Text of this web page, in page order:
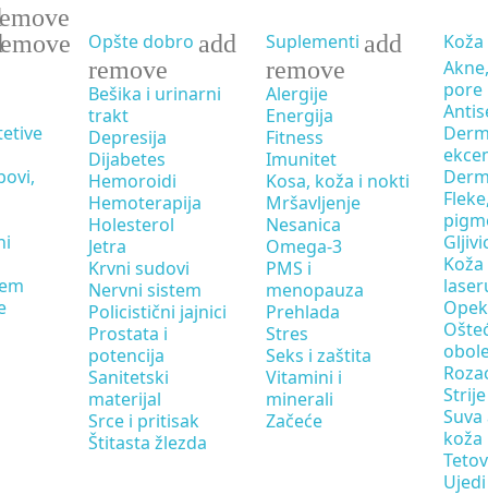
Opšte dobro add
remove
Bešika i urinarni
trakt
Depresija
Dijabetes
Hemoroidi
Hemoterapija
Holesterol
Jetra
Krvni sudovi
Nervni sistem
Policistični jajnici
Prostata i
potencija
Sanitetski
materijal
Srce i pritisak
Štitasta žlezda
Suplementi add
remove
Alergije
Energija
Fitness
Imunitet
Kosa, koža i nokti
Mršavljenje
Nesanica
Omega-3
PMS i
menopauza
Prehlada
Stres
Seks i zaštita
Vitamini i
minerali
Začeće
Koža
pore
koža